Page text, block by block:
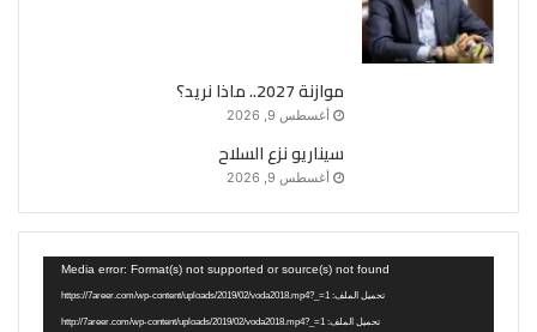
موازنة 2027.. ماذا نريد؟
أغسطس 9, 2026
سيناريو نزع السلاح
أغسطس 9, 2026
Media error: Format(s) not supported or source(s) not found
تحميل الملف: https://7areer.com/wp-content/uploads/2019/02/voda2018.mp4?_=1
تحميل الملف: http://7areer.com/wp-content/uploads/2019/02/voda2018.mp4?_=1